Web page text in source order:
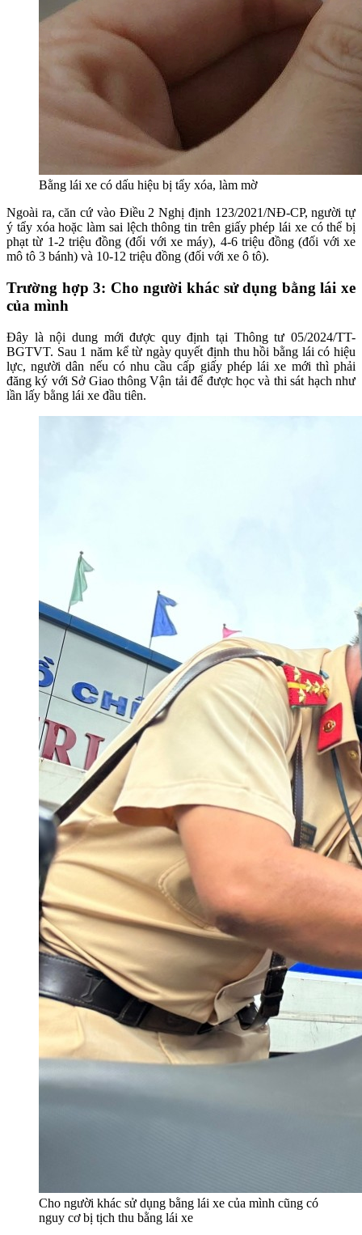
Bằng lái xe có dấu hiệu bị tẩy xóa, làm mờ
Ngoài ra, căn cứ vào Điều 2 Nghị định 123/2021/NĐ-CP, người tự
ý tẩy xóa hoặc làm sai lệch thông tin trên giấy phép lái xe có thể bị
phạt từ 1-2 triệu đồng (đối với xe máy), 4-6 triệu đồng (đối với xe
mô tô 3 bánh) và 10-12 triệu đồng (đối với xe ô tô).
Trường hợp 3: Cho người khác sử dụng bằng lái xe
của mình
Đây là nội dung mới được quy định tại Thông tư 05/2024/TT-
BGTVT. Sau 1 năm kể từ ngày quyết định thu hồi bằng lái có hiệu
lực, người dân nếu có nhu cầu cấp giấy phép lái xe mới thì phải
đăng ký với Sở Giao thông Vận tải để được học và thi sát hạch như
lần lấy bằng lái xe đầu tiên.
Cho người khác sử dụng bằng lái xe của mình cũng có
nguy cơ bị tịch thu bằng lái xe